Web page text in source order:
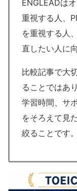
ENGLEADは
重視する人、
を重視する人
直したい人に
比較記事で大
ることではあ
学習時間、サ
をそろえて見
絞ることです。